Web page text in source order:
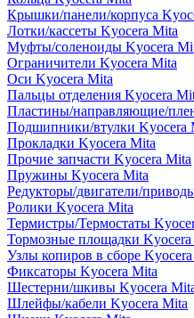
Крышки/панели/корпуса
Лотки/кассеты Kyocera Mita
Муфты/соленоиды Kyocera
Ограничители Kyocera Mita
Оси Kyocera Mita
Пальцы отделения Kyocera
Пластины/направляющие/
Подшипники/втулки Kyocera
Прокладки Kyocera Mita
Прочие запчасти Kyocera Mita
Пружины Kyocera Mita
Редукторы/двигатели/
Ролики Kyocera Mita
Термистры/Термостаты
Тормозные площадки Kyocera
Узлы копиров в сборе
Фиксаторы Kyocera Mita
Шестерни/шкивы Kyocera
Шлейфы/кабели Kyocera Mita